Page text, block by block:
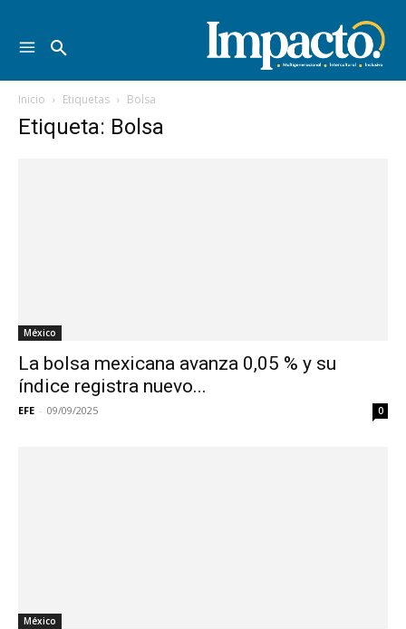
Inicio Etiquetas Bolsa
Etiqueta: Bolsa
México
La bolsa mexicana avanza 0,05 % y su
índice registra nuevo...
EFE - 09/09/2025 0
México